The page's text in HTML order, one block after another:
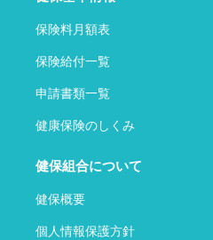
保険料月額表
保険給付一覧
申請書類一覧
健康保険のしくみ
健保組合について
健保概要
個人情報保護方針